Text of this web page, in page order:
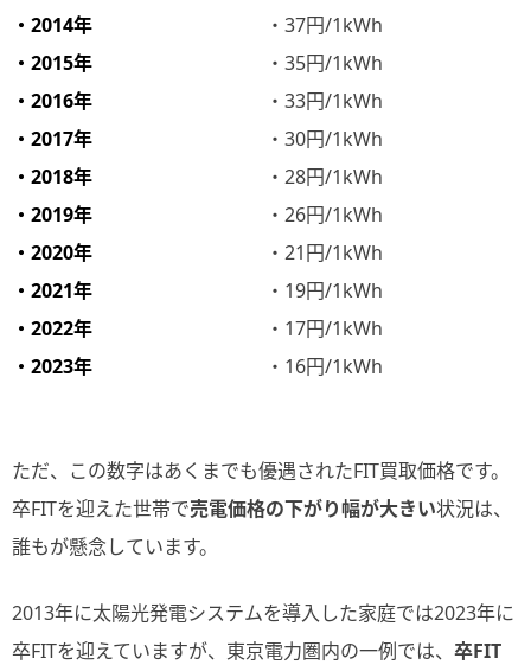
・2014年
・37円/1kWh
・2015年
・35円/1kWh
・2016年
・33円/1kWh
・2017年
・30円/1kWh
・2018年
・28円/1kWh
・2019年
・26円/1kWh
・2020年
・21円/1kWh
・2021年
・19円/1kWh
・2022年
・17円/1kWh
・2023年
・16円/1kWh
ただ、この数字はあくまでも優遇されたFIT買取価格です。
卒FITを迎えた世帯で売電価格の下がり幅が大きい状況は、
誰もが懸念しています。
2013年に太陽光発電システムを導入した家庭では2023年に
卒FITを迎えていますが、東京電力圏内の一例では、 卒FIT